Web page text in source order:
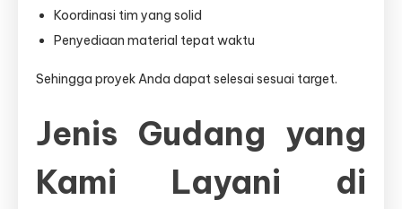
Koordinasi tim yang solid
Penyediaan material tepat waktu
Sehingga proyek Anda dapat selesai sesuai target.
Jenis Gudang yang
Kami Layani di